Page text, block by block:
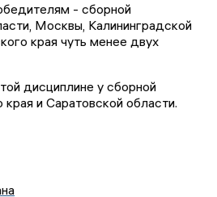
- сборной
Москвы, Калининградской
края чуть менее двух
дисциплине у сборной
и Саратовской области.